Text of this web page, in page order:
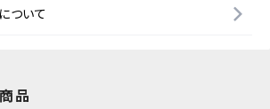
ついて
品